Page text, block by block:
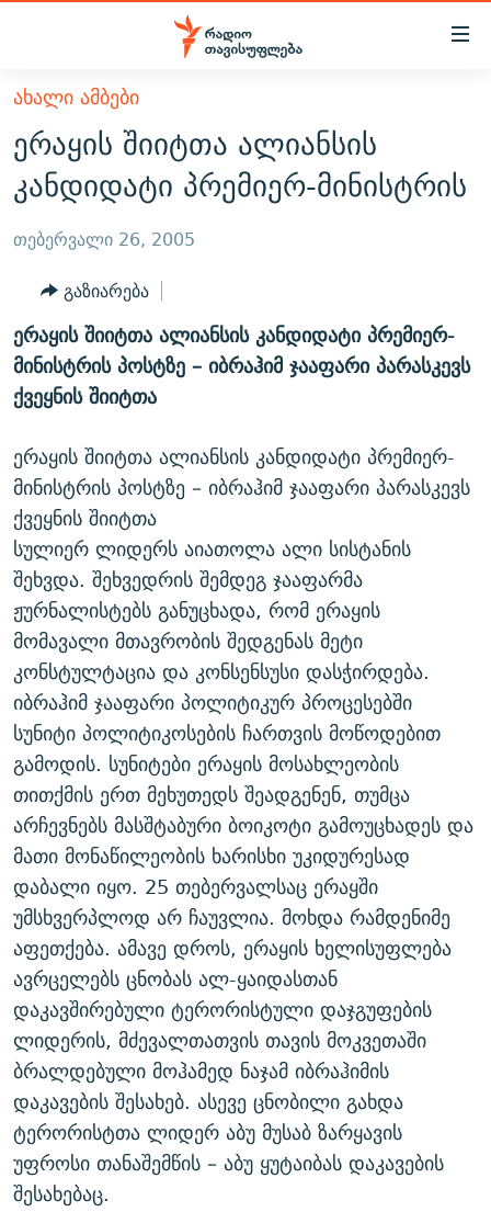
Accessibility
მთავარ
შინაარსზე
დაბრუნება
მთავარ
დაბრუნება
ძიებაზე
დაბრუნება
ᲐᲮᲐᲚᲘ ᲐᲛᲑᲔᲑᲘ
ᲗᲔᲛᲔᲑᲘ
ᲞᲝᲚᲘᲢᲘᲙᲐ
ᲔᲙᲝᲜᲝᲛᲘᲙᲐ
ᲡᲐᲖᲝᲒᲐᲓᲝᲔᲑᲐ
ᲡᲞᲝᲠᲢᲘ
ᲕᲘᲓᲔᲝ
ᲑᲚᲝᲒᲔᲑᲘ
ᲞᲝᲓᲙᲐᲡᲢᲔᲑᲘ
ᲜᲘᲙᲝᲡ ᲞᲝᲓᲙᲐᲡᲢᲘ
60 ᲓᲔᲪᲘᲑᲔᲚᲘ
ᲓᲘᲚᲘᲡ ᲡᲐᲣᲑᲠᲔᲑᲘ
ᲛᲝᲚᲐᲞᲐᲠᲐᲙᲔ ᲢᲔᲥᲡᲢᲔᲑᲘ
ᲨᲘᲜ - ᲣᲪᲮᲝᲔᲗᲨᲘ
ᲚᲘᲢᲔᲠᲐᲢᲣᲠᲣᲚᲘ ᲬᲐᲮᲜᲐᲒᲔᲑᲘ
ᲐᲛᲔᲠᲘᲙᲣᲚᲘ ᲛᲝᲗᲮᲠᲝᲑᲐ
ᲘᲛᲞᲔᲠᲘᲐ ᲓᲐ ᲠᲐᲓᲘᲝ
ᲗᲐᲕᲘᲡᲣᲤᲚᲔᲑᲘᲡ ᲛᲝᲜᲘᲢᲝᲠᲘ
ᲤᲔᲜᲝᲕᲐᲜᲘ - 2.10
ᲗᲥᲕᲔᲜᲘ ᲞᲣᲑᲚᲘᲙᲐᲪᲘᲔᲑᲘ
ᲞᲠᲝᲔᲥᲢᲔᲑᲘ
ᲓᲐᲛᲝᲣᲙᲘᲓᲔᲑᲚᲝᲑᲘᲡ 100 ᲬᲔᲚᲘ
ᲩᲔᲛᲘ ᲡᲘᲙᲕᲓᲘᲚᲘᲡ ᲛᲘᲖᲔᲖᲘᲐ COVID-19
11 ᲬᲔᲚᲘ - 11 ᲐᲛᲑᲐᲕᲘ
ᲡᲐᲞᲐᲠᲚᲐᲛᲔᲜᲢᲝ ᲐᲠᲩᲔᲕᲜᲔᲑᲘᲡ ᲘᲡᲢᲝᲠᲘᲐ
ᲑᲐᲕᲨᲕᲔᲑᲘ ᲞᲠᲝᲡᲢᲘᲢᲣᲪᲘᲐᲨᲘ - ᲐᲛᲝᲣᲗᲥᲛᲔᲚᲘ ᲐᲛᲑᲐᲕᲘ
5 ᲐᲛᲑᲐᲕᲘ - 20 ᲘᲕᲜᲘᲡᲡ ᲓᲐᲨᲐᲕᲔᲑᲣᲚᲔᲑᲘ
ᲐᲒᲕᲘᲡᲢᲝᲡ ᲝᲛᲘ
ПРИВЕТ ᲙᲣᲚᲢᲣᲠᲐ
ЭХО КАВКАЗА
ᲒᲐᲛᲝᲘᲬᲔᲠᲔ
რთე/რთ-ის ყველა საიტი
ᲐᲮᲐᲚᲘ ᲐᲛᲑᲔᲑᲘ
ერაყის შიიტთა ალიანსის
კანდიდატი პრემიერ-მინისტრის
თებერვალი 26, 2005
გაზიარება
ერაყის შიიტთა ალიანსის კანდიდატი პრემიერ-
მინისტრის პოსტზე – იბრაჰიმ ჯააფარი პარასკევს
ქვეყნის შიიტთა
ერაყის შიიტთა ალიანსის კანდიდატი პრემიერ-
მინისტრის პოსტზე – იბრაჰიმ ჯააფარი პარასკევს
ქვეყნის შიიტთა
სულიერ ლიდერს აიათოლა ალი სისტანის
შეხვდა. შეხვედრის შემდეგ ჯააფარმა
ჟურნალისტებს განუცხადა, რომ ერაყის
მომავალი მთავრობის შედგენას მეტი
კონსტულტაცია და კონსენსუსი დასჭირდება.
იბრაჰიმ ჯააფარი პოლიტიკურ პროცესებში
სუნიტი პოლიტიკოსების ჩართვის მოწოდებით
გამოდის. სუნიტები ერაყის მოსახლეობის
თითქმის ერთ მეხუთედს შეადგენენ, თუმცა
არჩევნებს მასშტაბური ბოიკოტი გამოუცხადეს და
მათი მონაწილეობის ხარისხი უკიდურესად
დაბალი იყო. 25 თებერვალსაც ერაყში
უმსხვერპლოდ არ ჩაუვლია. მოხდა რამდენიმე
აფეთქება. ამავე დროს, ერაყის ხელისუფლება
ავრცელებს ცნობას ალ-ყაიდასთან
დაკავშირებული ტერორისტული დაჯგუფების
ლიდერის, მძევალთათვის თავის მოკვეთაში
ბრალდებული მოჰამედ ნაჯამ იბრაჰიმის
დაკავების შესახებ. ასევე ცნობილი გახდა
ტერორისტთა ლიდერ აბუ მუსაბ ზარყავის
უფროსი თანაშემწის – აბუ ყუტაიბას დაკავების
შესახებაც.